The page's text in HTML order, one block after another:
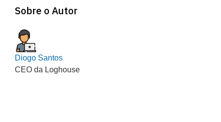
Sobre o Autor
Diogo Santos
CEO da Loghouse